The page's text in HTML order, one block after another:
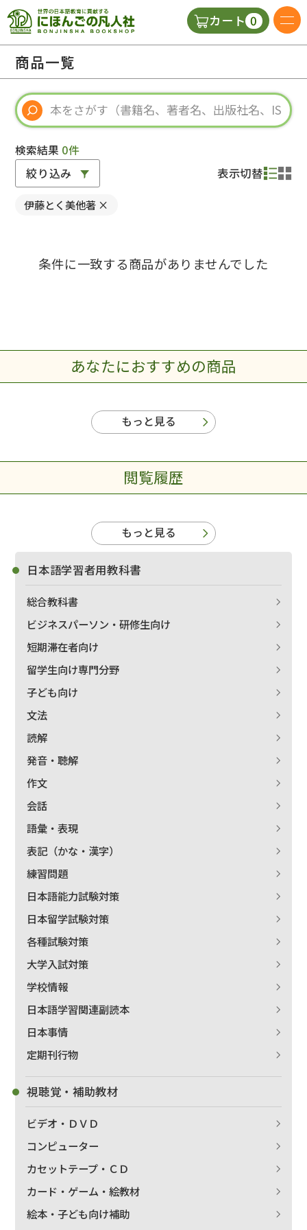
カート 0
視聴覚・補助教材
教師用参考書
商品一覧
検索結果 0件
絞り込み 表示切替
伊藤とく美他著 ×
条件に一致する商品がありませんでした
あなたにおすすめの商品
もっと見る
閲覧履歴
もっと見る
日本語学習者用教科書
総合教科書
ビジネスパーソン・研修生向け
短期滞在者向け
留学生向け専門分野
子ども向け
文法
読解
発音・聴解
作文
会話
語彙・表現
表記（かな・漢字）
練習問題
日本語能力試験対策
日本留学試験対策
各種試験対策
大学入試対策
学校情報
日本語学習関連副読本
日本事情
定期刊行物
視聴覚・補助教材
ビデオ・ＤＶＤ
コンピューター
カセットテープ・ＣＤ
カード・ゲーム・絵教材
絵本・子ども向け補助